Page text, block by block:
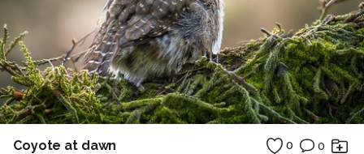
Coyote at dawn 0 0